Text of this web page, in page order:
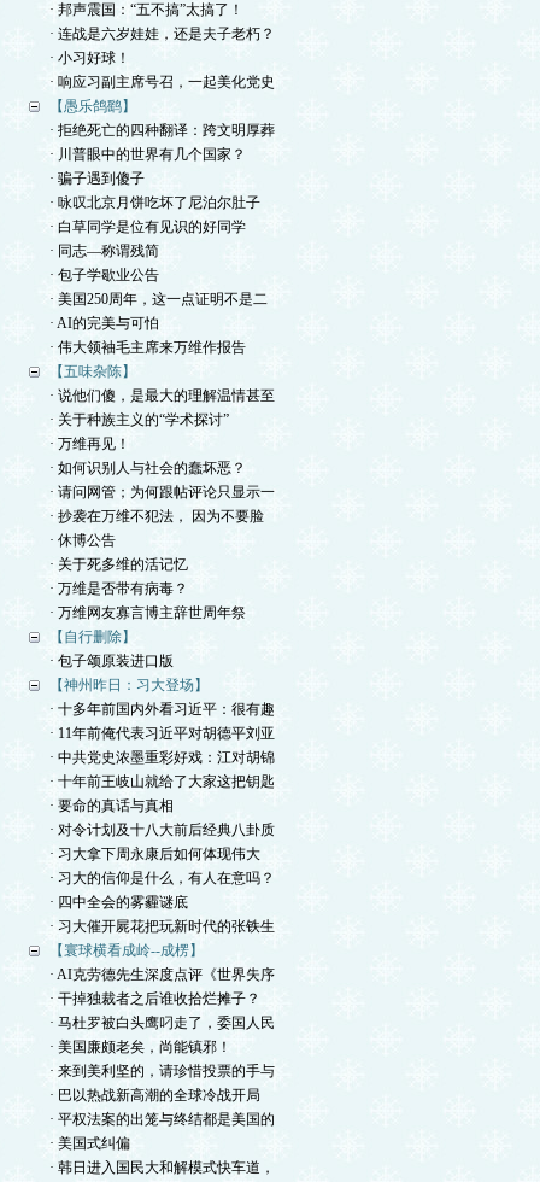
· 邦声震国：“五不搞”太搞了！
· 连战是六岁娃娃，还是夫子老朽？
· 小习好球！
· 响应习副主席号召，一起美化党史
【愚乐鸽鹞】
· 拒绝死亡的四种翻译：跨文明厚葬
· 川普眼中的世界有几个国家？
· 骗子遇到傻子
· 咏叹北京月饼吃坏了尼泊尔肚子
· 白草同学是位有见识的好同学
· 同志—称谓残简
· 包子学歇业公告
· 美国250周年，这一点证明不是二
· AI的完美与可怕
· 伟大领袖毛主席来万维作报告
【五味杂陈】
· 说他们傻，是最大的理解温情甚至
· 关于种族主义的“学术探讨”
· 万维再见！
· 如何识别人与社会的蠢坏恶？
· 请问网管；为何跟帖评论只显示一
· 抄袭在万维不犯法， 因为不要脸
· 休博公告
· 关于死多维的活记忆
· 万维是否带有病毒？
· 万维网友寡言博主辞世周年祭
【自行删除】
· 包子颂原装进口版
【神州昨日：习大登场】
· 十多年前国内外看习近平：很有趣
· 11年前俺代表习近平对胡德平刘亚
· 中共党史浓墨重彩好戏：江对胡锦
· 十年前王岐山就给了大家这把钥匙
· 要命的真话与真相
· 对令计划及十八大前后经典八卦质
· 习大拿下周永康后如何体现伟大
· 习大的信仰是什么，有人在意吗？
· 四中全会的雾霾谜底
· 习大催开屍花把玩新时代的张铁生
【寰球横看成岭--成楞】
· AI克劳德先生深度点评《世界失序
· 干掉独裁者之后谁收拾烂摊子？
· 马杜罗被白头鹰叼走了，委国人民
· 美国廉颇老矣，尚能镇邪！
· 来到美利坚的，请珍惜投票的手与
· 巴以热战新高潮的全球冷战开局
· 平权法案的出笼与终结都是美国的
· 美国式纠偏
· 韩日进入国民大和解模式快车道，